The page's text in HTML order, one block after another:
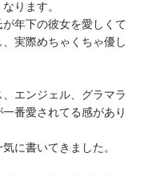
ります。
年下の彼女を愛しくて
実際めちゃくちゃ優し
エンジェル、グラマラ
番愛されてる感があり
に書いてきました。